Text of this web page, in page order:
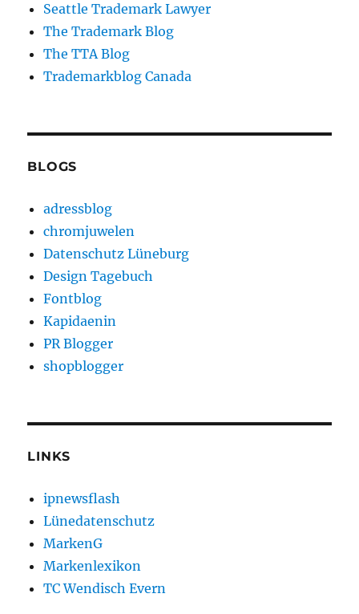
Seattle Trademark Lawyer
The Trademark Blog
The TTA Blog
Trademarkblog Canada
BLOGS
adressblog
chromjuwelen
Datenschutz Lüneburg
Design Tagebuch
Fontblog
Kapidaenin
PR Blogger
shopblogger
LINKS
ipnewsflash
Lünedatenschutz
MarkenG
Markenlexikon
TC Wendisch Evern